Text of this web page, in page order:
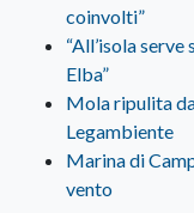
coinvolti”
“All’isola
Elba”
Mola ripulita
Legambiente
Marina di
vento